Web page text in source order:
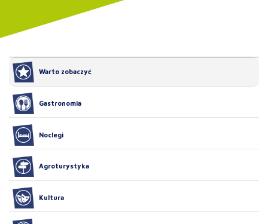
Warto zobaczyć
Gastronomia
Noclegi
Agroturystyka
Kultura